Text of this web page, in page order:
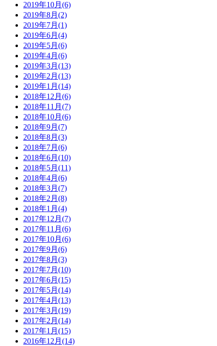
2019年10月(6)
2019年8月(2)
2019年7月(1)
2019年6月(4)
2019年5月(6)
2019年4月(6)
2019年3月(13)
2019年2月(13)
2019年1月(14)
2018年12月(6)
2018年11月(7)
2018年10月(6)
2018年9月(7)
2018年8月(3)
2018年7月(6)
2018年6月(10)
2018年5月(11)
2018年4月(6)
2018年3月(7)
2018年2月(8)
2018年1月(4)
2017年12月(7)
2017年11月(6)
2017年10月(6)
2017年9月(6)
2017年8月(3)
2017年7月(10)
2017年6月(15)
2017年5月(14)
2017年4月(13)
2017年3月(19)
2017年2月(14)
2017年1月(15)
2016年12月(14)